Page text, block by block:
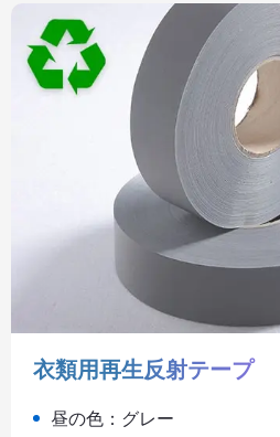
衣類用再生反射テープ
昼の色：グレー